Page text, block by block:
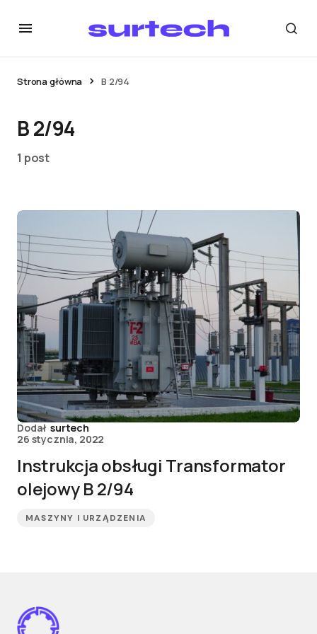
Strona główna B 2/94
B 2/94
1 post
Dodał surtech
26 stycznia, 2022
Instrukcja obsługi Transformator
olejowy B 2/94
MASZYNY I URZĄDZENIA